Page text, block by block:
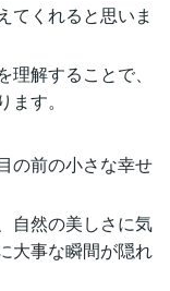
てくれると思いま
解することで、
す。
の前の小さな幸せ
自然の美しさに気
大事な瞬間が隠れ